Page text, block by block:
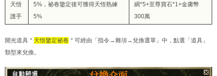
天悟
護手
5%，祕卷鑒定後可獲得天悟熟練
5%
綢*5+至尊寶石*1+金庸幣
300萬
開光道具＂ 天悟鑒定祕卷 ＂可經由「指令→雜項→兌換選單」中，點選「道具」
類型來兌換。